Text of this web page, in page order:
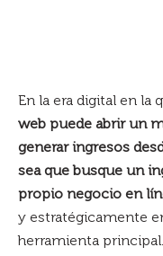
En la era digital en la
web puede abrir un
generar ingresos
sea que busque un
propio negocio en
y estratégicamente
herramienta